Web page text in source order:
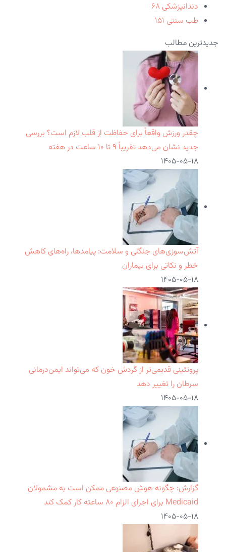
دندانپزشکی ۶۸
طب سنتی ۱۵۱
جدیدترین مطالب
چقدر ورزش واقعاً برای حفاظت از قلب لازم است؟ بررسی
جدید نشان می‌دهد تقریباً ۹ تا ۱۰ ساعت در هفته
۱۴۰۵-۰۵-۱۸
آتش‌سوزی‌های جنگلی و سلامت: پیامدها، راه‌های کاهش
خطر و نکاتی برای بیماران
۱۴۰۵-۰۵-۱۸
پروتئینی قدیمی‌تر از گردش خون که می‌تواند ایمن‌درمانی
سرطان را تغییر دهد
۱۴۰۵-۰۵-۱۸
گزارش: چگونه هوش مصنوعی ممکن است به مشمولان
Medicaid برای اجرای الزام ۸۰ ساعته کار کمک کند
۱۴۰۵-۰۵-۱۸